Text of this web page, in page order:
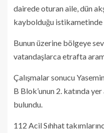
dairede oturan aile, dün
kaybolduğu
Bunun üzerine bölgeye
vatandaşlarca etrafta
Çalışmalar sonucu
B Blok’unun 2. katında
bulundu.
112 Acil Sıhhat